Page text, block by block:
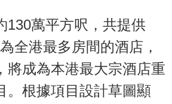
130萬平方呎，共提供
全港最多房間的酒店，
將成為本港最大宗酒店重
。根據項目設計草圖顯